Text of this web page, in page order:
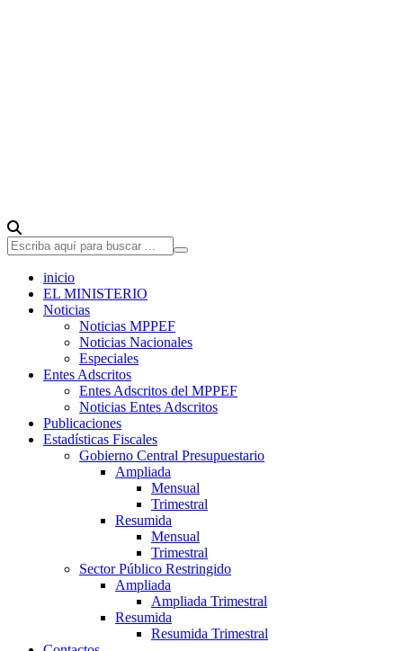
inicio
EL MINISTERIO
Noticias
Noticias MPPEF
Noticias Nacionales
Especiales
Entes Adscritos
Entes Adscritos del MPPEF
Noticias Entes Adscritos
Publicaciones
Estadísticas Fiscales
Gobierno Central Presupuestario
Ampliada
Mensual
Trimestral
Resumida
Mensual
Trimestral
Sector Público Restringido
Ampliada
Ampliada Trimestral
Resumida
Resumida Trimestral